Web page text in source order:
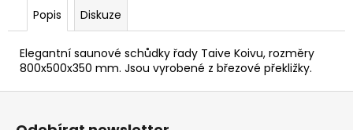
Popis Diskuze
Elegantní saunové schůdky řady Taive Koivu, rozměry
800x500x350 mm. Jsou vyrobené z březové překližky.
m
e
SAUNOVÁ
Z